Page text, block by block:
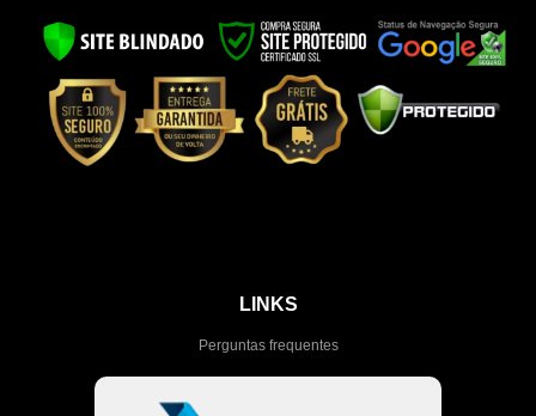
LINKS
Perguntas frequentes